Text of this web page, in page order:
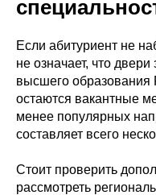
Если абитуриент не
не означает, что
высшего образования
остаются вакантные
менее популярных
составляет всего
Стоит проверить
рассмотреть